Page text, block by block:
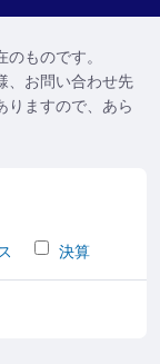
ものです。
、お問い合わせ先
りますので、あら
決算